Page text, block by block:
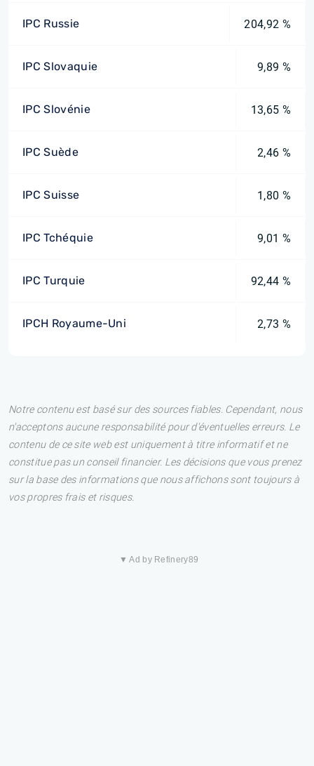
IPC Russie 204,92 %
IPC Slovaquie 9,89 %
IPC Slovénie 13,65 %
IPC Suède 2,46 %
IPC Suisse 1,80 %
IPC Tchéquie 9,01 %
IPC Turquie 92,44 %
IPCH Royaume-Uni 2,73 %
Notre contenu est basé sur des sources fiables. Cependant, nous
n'acceptons aucune responsabilité pour d'éventuelles erreurs. Le
contenu de ce site web est uniquement à titre informatif et ne
constitue pas un conseil financier. Les décisions que vous prenez
sur la base des informations que nous affichons sont toujours à
vos propres frais et risques.
▼ Ad by Refinery89